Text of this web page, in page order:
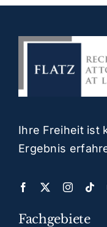
Ihre Freiheit ist
Ergebnis
Fachgebiete